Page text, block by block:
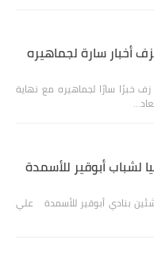
أخبار سارة لجماهيره
خبرًا سارًا لجماهيره مع نهاية
لشباب أبوقير للأسمدة
بنادي أبوقير للأسمدة علي